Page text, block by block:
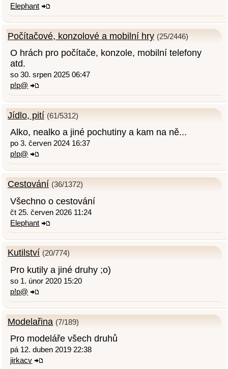
Elephant
Počítačové, konzolové a mobilní hry (25/2446)
O hrách pro počítače, konzole, mobilní telefony
atd.
so 30. srpen 2025 06:47
p!p@
Jídlo, pití (61/5312)
Alko, nealko a jiné pochutiny a kam na ně...
po 3. červen 2024 16:37
p!p@
Cestování (36/1372)
Všechno o cestování
čt 25. červen 2026 11:24
Elephant
Kutilství (20/774)
Pro kutily a jiné druhy ;o)
so 1. únor 2020 15:20
p!p@
Modelařina (7/189)
Pro modeláře všech druhů
pá 12. duben 2019 22:38
jirkacv